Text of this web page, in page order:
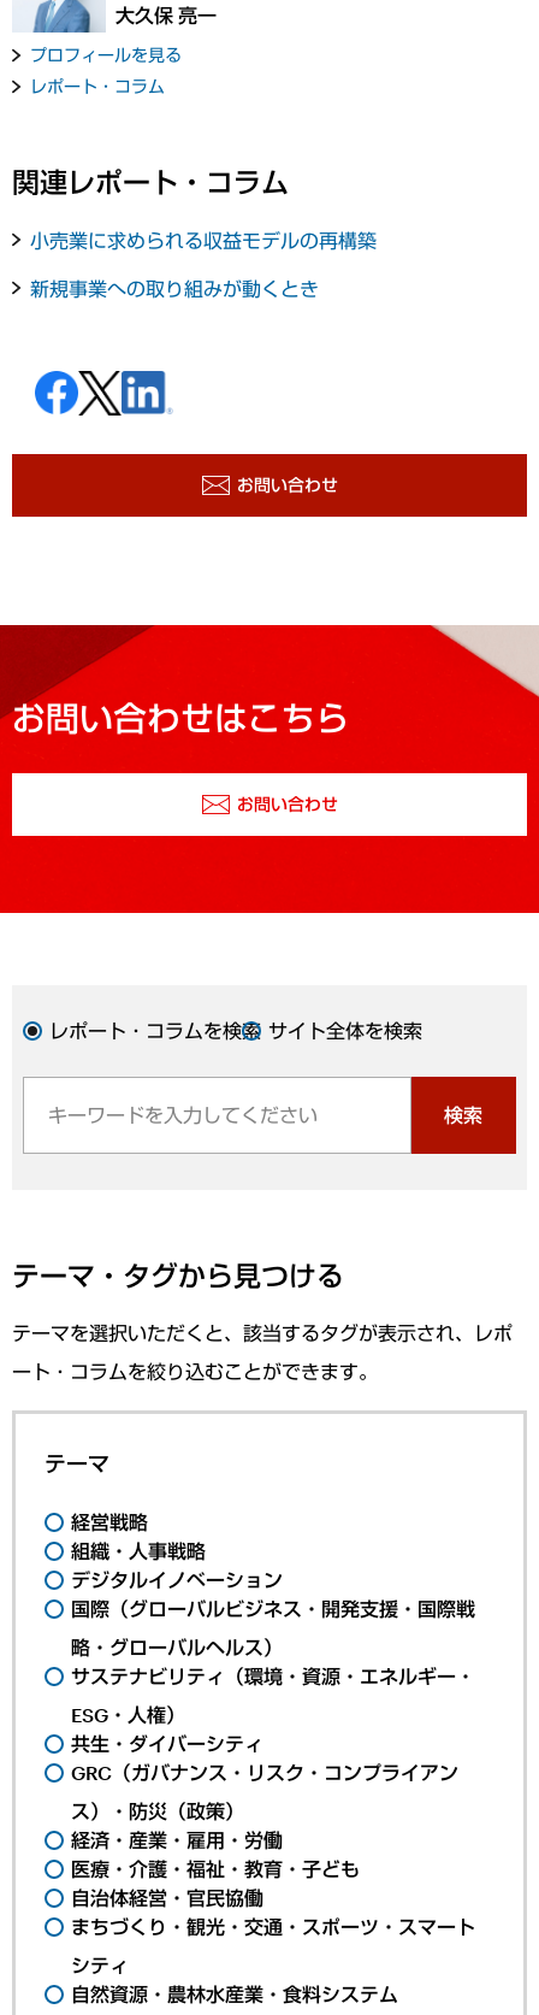
大久保 亮一
プロフィールを見る
レポート・コラム
関連レポート・コラム
小売業に求められる収益モデルの再構築
新規事業への取り組みが動くとき
お問い合わせ
お問い合わせはこちら
お問い合わせ
レポート・コラムを検索 サイト全体を検索
検索
テーマ・タグから見つける
テーマを選択いただくと、該当するタグが表示され、レポ
ート・コラムを絞り込むことができます。
テーマ
経営戦略
組織・人事戦略
デジタルイノベーション
国際（グローバルビジネス・開発支援・国際戦
略・グローバルヘルス）
サステナビリティ（環境・資源・エネルギー・
ESG・人権）
共生・ダイバーシティ
GRC（ガバナンス・リスク・コンプライアン
ス）・防災（政策）
経済・産業・雇用・労働
医療・介護・福祉・教育・子ども
自治体経営・官民協働
まちづくり・観光・交通・スポーツ・スマート
シティ
自然資源・農林水産業・食料システム